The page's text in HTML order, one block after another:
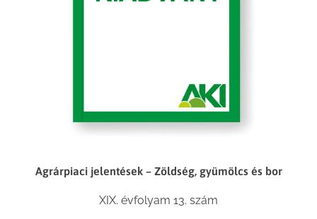
Agrárpiaci jelentések – Zöldség, gyümölcs és bor
XIX. évfolyam 13. szám